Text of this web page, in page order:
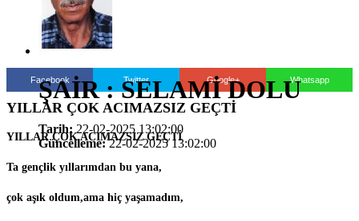
ŞAİR : SELAMİ DOLU
Tarih: 22-02-2025 13:02:00
Güncelleme:22-02-2025 13:02:00
Facebook Twitter Google+ Whatsapp
YILLAR ÇOK ACIMAZSIZ GEÇTİ
YILLAR ÇOK ACIMAZSIZ GEÇTİ
Ta gençlik yıllarımdan bu yana,
çok aşık oldum,ama hiç yaşamadım,